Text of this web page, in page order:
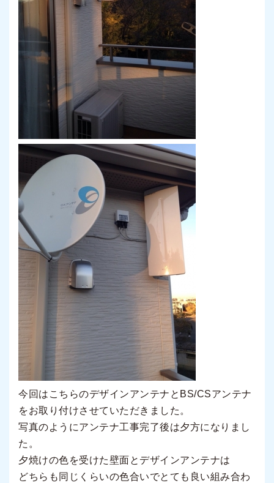
今回はこちらのデザインアンテナとBS/CSアンテナ
をお取り付けさせていただきました。
写真のようにアンテナ工事完了後は夕方になりまし
た。
夕焼けの色を受けた壁面とデザインアンテナは
どちらも同じくらいの色合いでとても良い組み合わ